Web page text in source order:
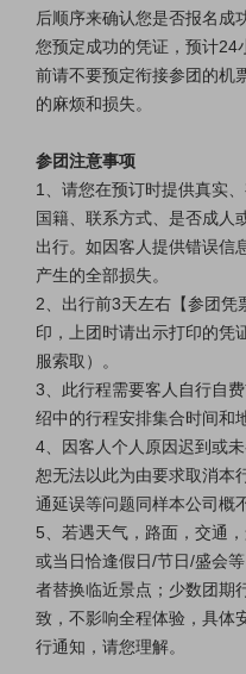
后顺序来确认您是否报名成
您预定成功的凭证，预计24
前请不要预定衔接参团的机
的麻烦和损失。
参团注意事项
1、请您在预订时提供真实
国籍、联系方式、是否成人
出行。如因客人提供错误信
产生的全部损失。
2、出行前3天左右【参团凭
印，上团时请出示打印的凭
服索取）。
3、此行程需要客人自行自
绍中的行程安排集合时间和
4、因客人个人原因迟到或
恕无法以此为由要求取消本
通延误等问题同样本公司概
5、若遇天气，路面，交通
或当日恰逢假日/节日/盛会
者替换临近景点；少数团期
致，不影响全程体验，具体
行通知，请您理解。